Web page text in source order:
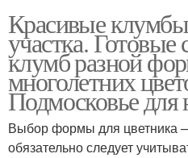
Красивые
участка.
клумб разной
многолетних
Подмосковье
Выбор формы для цветника
обязательно следует